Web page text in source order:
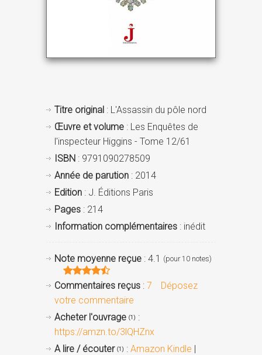
Titre original : L'Assassin du pôle nord
Œuvre et volume : Les Enquêtes de
l'inspecteur Higgins - Tome 12/61
ISBN : 9791090278509
Année de parution : 2014
Edition : J. Éditions Paris
Pages : 214
Information complémentaires : inédit
Note moyenne reçue : 4.1 (pour 10 notes)
Commentaires reçus : 7
Déposez
votre commentaire
Acheter l'ouvrage (1) :
https://amzn.to/3lQHZnx
A lire / écouter (1) : Amazon Kindle |